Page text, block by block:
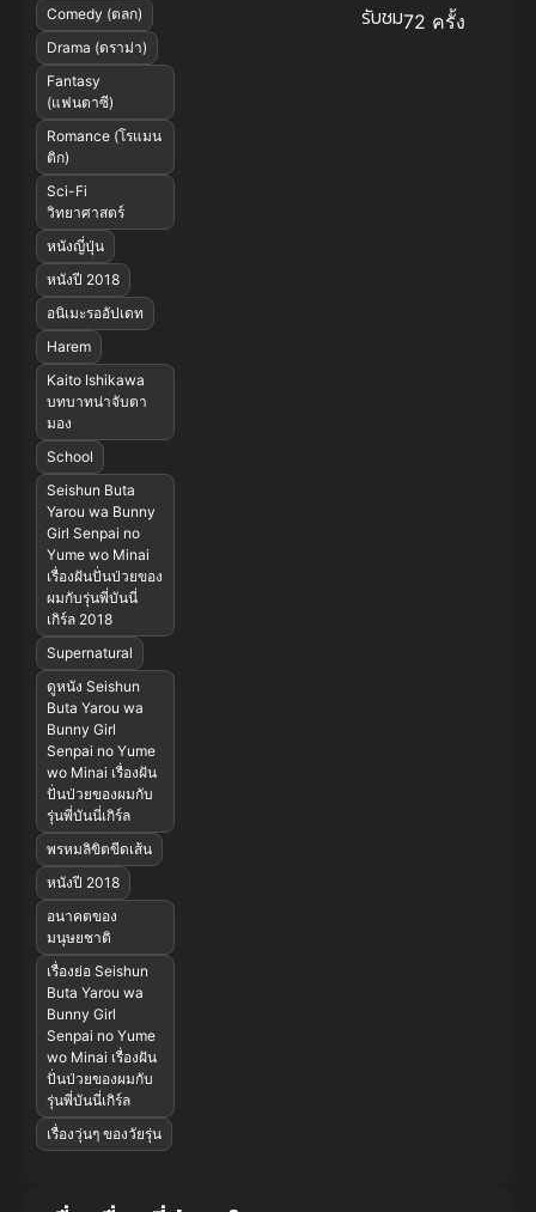
รับชม72 ครั้ง
Comedy (ตลก)
Drama (ดราม่า)
Fantasy
(แฟนตาซี)
Romance (โรแมน
ติก)
Sci-Fi
วิทยาศาสตร์
หนังญี่ปุ่น
หนังปี 2018
อนิเมะรออัปเดท
Harem
Kaito Ishikawa
บทบาทน่าจับตา
มอง
School
Seishun Buta
Yarou wa Bunny
Girl Senpai no
Yume wo Minai
เรื่องฝันปั่นป่วยของ
ผมกับรุ่นพี่บันนี่
เกิร์ล 2018
Supernatural
ดูหนัง Seishun
Buta Yarou wa
Bunny Girl
Senpai no Yume
wo Minai เรื่องฝัน
ปั่นป่วยของผมกับ
รุ่นพี่บันนี่เกิร์ล
พรหมลิขิตขีดเส้น
หนังปี 2018
อนาคตของ
มนุษยชาติ
เรื่องย่อ Seishun
Buta Yarou wa
Bunny Girl
Senpai no Yume
wo Minai เรื่องฝัน
ปั่นป่วยของผมกับ
รุ่นพี่บันนี่เกิร์ล
เรื่องวุ่นๆ ของวัยรุ่น